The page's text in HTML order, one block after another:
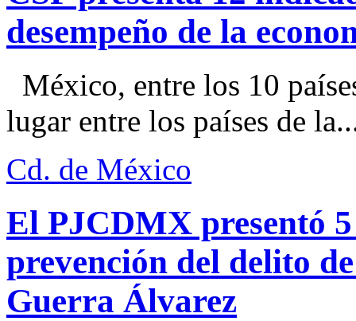
desempeño de la
México, entre los 10
lugar entre los países de
Cd. de México
El PJCDMX presentó
prevención del delito
Guerra Álvarez